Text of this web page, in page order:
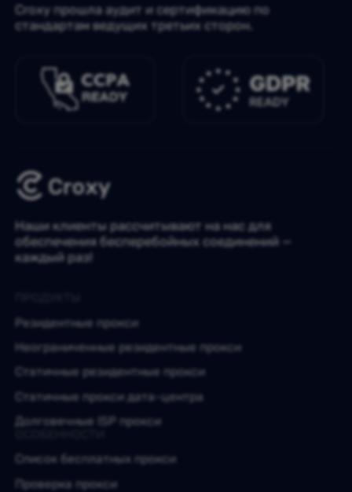
Croxy прошла аудит и сертификацию по
стандартам ведущих третьих сторон.
Наши клиенты рассчитывают на нас для
обеспечения бесперебойных соединений —
каждый раз!
Резидентные прокси
Неограниченные резидентные прокси
Статичные резидентные прокси
Статичные прокси дата-центра
Долговечные ISP прокси
Список бесплатных прокси
Проверка прокси